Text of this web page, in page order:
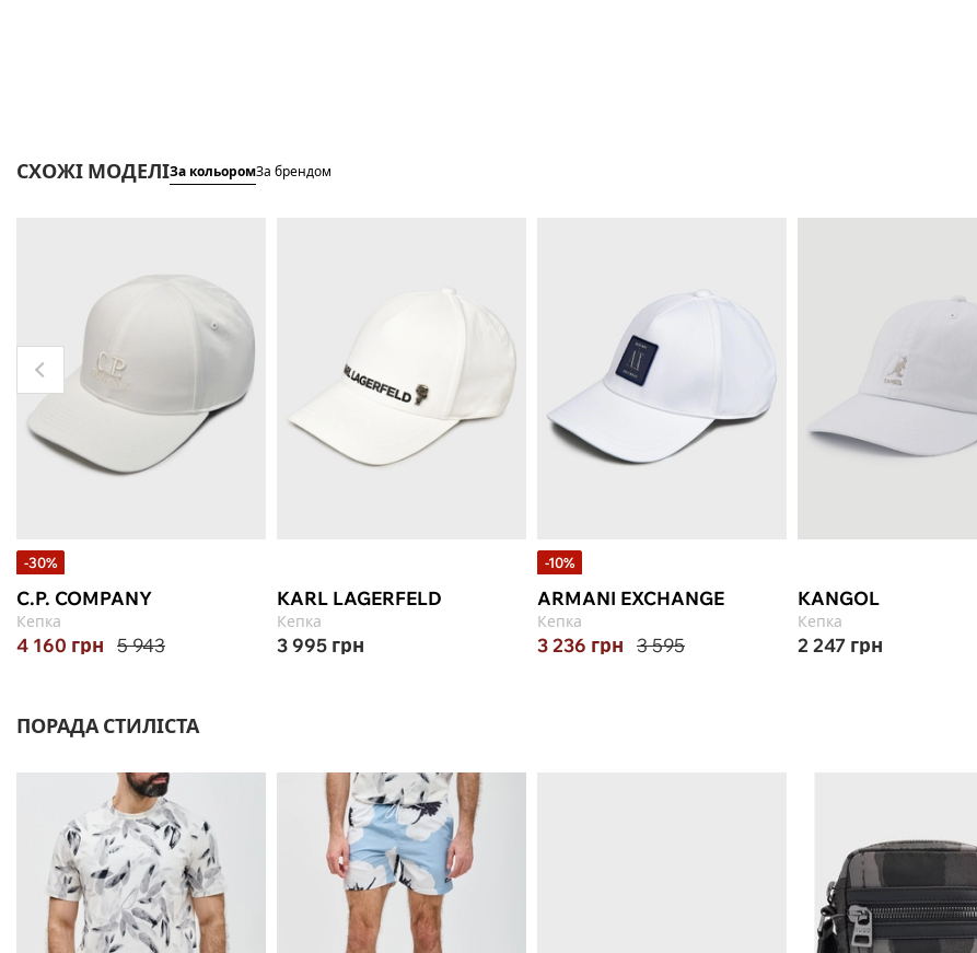
СХОЖІ МОДЕЛІЗа кольоромЗа брендом
-30%
C.P. COMPANY
Кепка
4 160 грн 5 943
KARL LAGERFELD
Кепка
3 995 грн
-10%
ARMANI EXCHANGE
Кепка
3 236 грн 3 595
KANGOL
Кепка
2 247 грн
ПОРАДА СТИЛІСТА